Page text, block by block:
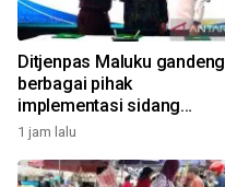
Ditjenpas Maluku gandeng
berbagai pihak
implementasi sidang
elektronik dukung
1 jam lalu